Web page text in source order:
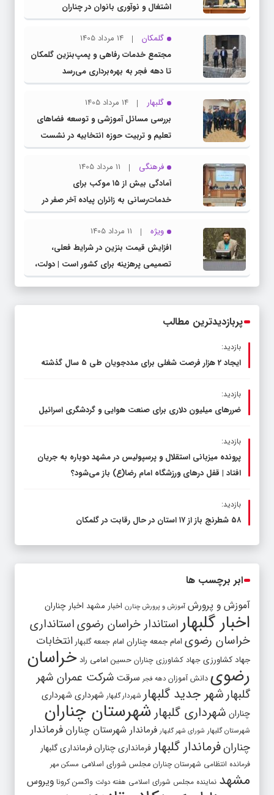
اشتغال و نوآوری بانوان در چناران
گلمکان
14 مرداد 1405
مجتمع خدمات رفاهی و پمپ‌بنزین گلمکان
تا دهه فجر به بهره‌برداری می‌رسد
گلبهار
14 مرداد 1405
بررسی مسائل آموزشی و توسعه فضاهای
تعلیم و تربیت حوزه انتخابیه در نشست
مشترک عضو کمیسیون آموزش مجلس با
مدیرکل آموزش و پرورش خراسان رضوی
فرهنگی
11 مرداد 1405
آمادگی بیش از ۱۵ موکب برای
خدمات‌رسانی به زائران پیاده آخر صفر در
شهرستان چناران
ویژه
11 مرداد 1405
افزایش قیمت بنزین در شرایط فعلی،
تصمیمی پرهزینه برای کشور است | دولت،
قاچاق سوخت و عوامل اصلی ناترازی را
پربازدیدترین مطالب
بازدید:
ایجاد 2 هزار فرصت شغلی برای مددجویان طی ۵ سال گذشته
بازدید:
ضررهای میلیون دلاری برای صنعت هوایی و گردشگری اسرائیل
بازدید:
پرونده میزبانی استقلال و پرسپولیس در مشهد دوباره به جریان
افتاد | قفل در‌های ورزشگاه امام رضا(ع) باز می‌شود؟
بازدید:
۵۸ شطرنج‌ باز از ۱۷ استان در حال رقابت در گلمکان
ابر برچسب ها
آموزش و پرورش آموزش و پرورش چنارن اخبار مشهد اخبار چناران
اخبار گلبهار استاندار خراسان رضویاستانداری
خراسان رضوی امام جمعه چناران امام جمعه گلبهار انتخابات
جهاد کشاورزی جهاد کشاورزی چناران حسین امامی راد خراسان
رضوی دانش آموزان دهه فجر سرقت شرکت عمران شهر
گلبهارشهر جدید گلبهار شهردار گلبهار شهرداری شهرداری
چناران شهرداری گلبهار شهرستان چناران
شهرستان گلبهار شورای شهر گلبهار فرماندار شهرستان چناران فرماندار
چنارانفرماندار گلبهار فرمانداری چنارانفرمانداری گلبهار
فرمانده انتظامی شهرستان چناران مجلس شورای اسلامی مسکن مهر
مشهد نماینده مجلس شورای اسلامی هفته دولت واکسن کرونا ویروس